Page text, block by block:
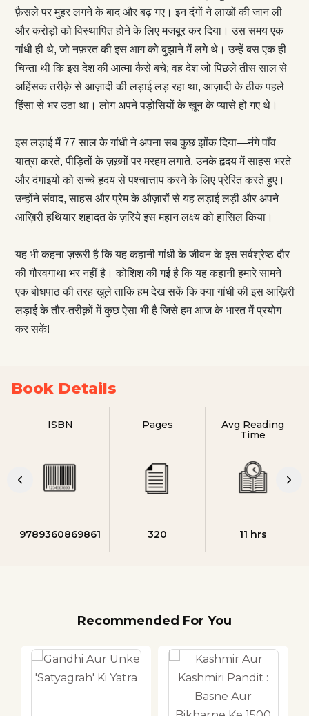
फ़ैसले पर मुहर लगने के बाद और बढ़ गए। इन दंगों ने लाखों की जान ली
और करोड़ों को विस्थापित होने के लिए मजबूर कर दिया। उस समय एक
गांधी ही थे, जो नफ़रत की इस आग को बुझाने में लगे थे। उन्हें बस एक ही
चिन्ता थी कि इस देश की आत्मा कैसे बचे; वह देश जो पिछले तीस साल से
अहिंसक तरीक़े से आज़ादी की लड़ाई लड़ रहा था, आज़ादी के ठीक पहले
हिंसा से भर उठा था। लोग अपने पड़ोसियों के ख़ून के प्यासे हो गए थे।
इस लड़ाई में 77 साल के गांधी ने अपना सब कुछ झोंक दिया—नंगे पाँव
यात्रा करते, पीड़ितों के ज़ख़्मों पर मरहम लगाते, उनके हृदय में साहस भरते
और दंगाइयों को सच्चे हृदय से पश्चात्ताप करने के लिए प्रेरित करते हुए।
उन्होंने संवाद, साहस और प्रेम के औज़ारों से यह लड़ाई लड़ी और अपने
आख़िरी हथियार शहादत के ज़रिये इस महान लक्ष्य को हासिल किया।
यह भी कहना ज़रूरी है कि यह कहानी गांधी के जीवन के इस सर्वश्रेष्ठ दौर
की गौरवगाथा भर नहीं है। कोशिश की गई है कि यह कहानी हमारे सामने
एक बोधपाठ की तरह खुले ताकि हम देख सकें कि क्या गांधी की इस आख़िरी
लड़ाई के तौर-तरीक़ों में कुछ ऐसा भी है जिसे हम आज के भारत में प्रयोग
कर सकें!
Book Details
ISBN
9789360869861
Pages
320
Avg Reading
Time
11 hrs
Recommended For You